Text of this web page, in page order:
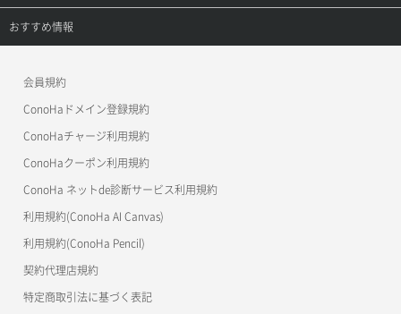
APIドキュメントVPS3.0
APIドキュメントVPS2.0
APIドキュメントVPS3.0
ご利用ガイド
サポートトップ
おすすめ情報
美雲このは徹底ガイド
会員規約
ConoHaドメイン登録規約
ConoHaチャージ利用規約
ConoHaクーポン利用規約
ConoHa ネットde診断サービス利用規約
利用規約(ConoHa AI Canvas)
利用規約(ConoHa Pencil)
契約代理店規約
特定商取引法に基づく表記